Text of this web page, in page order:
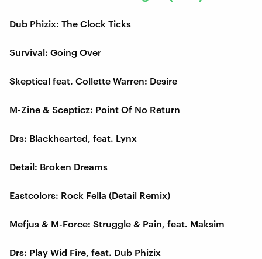
Dub Phizix: The Clock Ticks
Survival: Going Over
Skeptical feat. Collette Warren: Desire
M-Zine & Scepticz: Point Of No Return
Drs: Blackhearted, feat. Lynx
Detail: Broken Dreams
Eastcolors: Rock Fella (Detail Remix)
Mefjus & M-Force: Struggle & Pain, feat. Maksim
Drs: Play Wid Fire, feat. Dub Phizix